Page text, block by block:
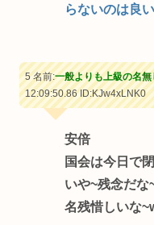
らないのは良
5 名前:一般よりも上級の名無
12:09:50.86ID:KJw4xLNK0
安倍
国会は今日で
いや~残念だな
名残惜しいな